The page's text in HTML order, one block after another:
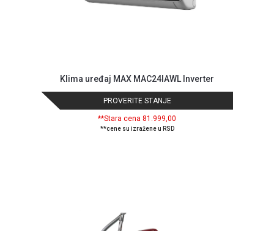
Klima uređaj MAX MAC24IAWL Inverter
PROVERITE STANJE
**Stara cena 81.999,00
**cene su izražene u RSD